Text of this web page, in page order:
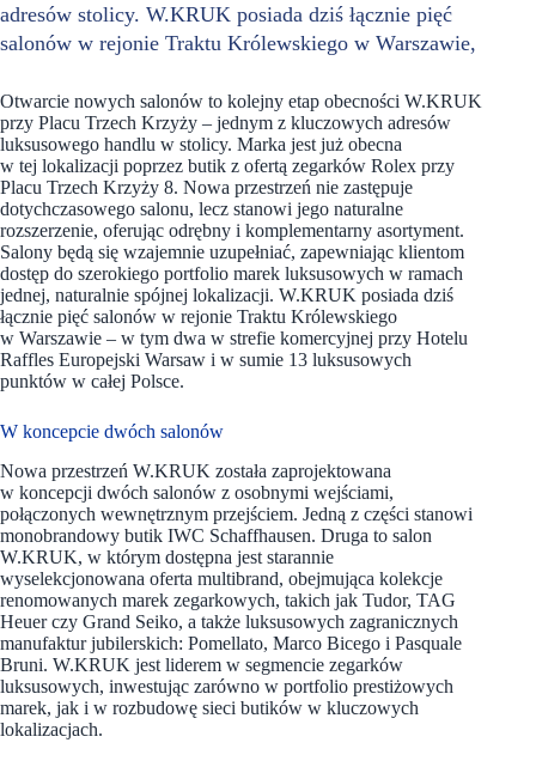
adresów stolicy. W.KRUK posiada dziś łącznie pięć
salonów w rejonie Traktu Królewskiego w Warszawie,
Otwarcie nowych salonów to kolejny etap obecności W.KRUK
przy Placu Trzech Krzyży – jednym z kluczowych adresów
luksusowego handlu w stolicy. Marka jest już obecna
w tej lokalizacji poprzez butik z ofertą zegarków Rolex przy
Placu Trzech Krzyży 8. Nowa przestrzeń nie zastępuje
dotychczasowego salonu, lecz stanowi jego naturalne
rozszerzenie, oferując odrębny i komplementarny asortyment.
Salony będą się wzajemnie uzupełniać, zapewniając klientom
dostęp do szerokiego portfolio marek luksusowych w ramach
jednej, naturalnie spójnej lokalizacji. W.KRUK posiada dziś
łącznie pięć salonów w rejonie Traktu Królewskiego
w Warszawie – w tym dwa w strefie komercyjnej przy Hotelu
Raffles Europejski Warsaw i w sumie 13 luksusowych
punktów w całej Polsce.
W koncepcie dwóch salonów
Nowa przestrzeń W.KRUK została zaprojektowana
w koncepcji dwóch salonów z osobnymi wejściami,
połączonych wewnętrznym przejściem. Jedną z części stanowi
monobrandowy butik IWC Schaffhausen. Druga to salon
W.KRUK, w którym dostępna jest starannie
wyselekcjonowana oferta multibrand, obejmująca kolekcje
renomowanych marek zegarkowych, takich jak Tudor, TAG
Heuer czy Grand Seiko, a także luksusowych zagranicznych
manufaktur jubilerskich: Pomellato, Marco Bicego i Pasquale
Bruni. W.KRUK jest liderem w segmencie zegarków
luksusowych, inwestując zarówno w portfolio prestiżowych
marek, jak i w rozbudowę sieci butików w kluczowych
lokalizacjach.